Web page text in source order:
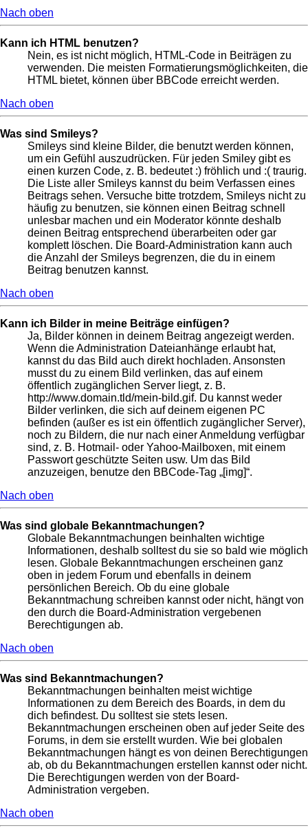
Nach oben
Kann ich HTML benutzen?
Nein, es ist nicht möglich, HTML-Code in Beiträgen zu
verwenden. Die meisten Formatierungsmöglichkeiten, die
HTML bietet, können über BBCode erreicht werden.
Nach oben
Was sind Smileys?
Smileys sind kleine Bilder, die benutzt werden können,
um ein Gefühl auszudrücken. Für jeden Smiley gibt es
einen kurzen Code, z. B. bedeutet :) fröhlich und :( traurig.
Die Liste aller Smileys kannst du beim Verfassen eines
Beitrags sehen. Versuche bitte trotzdem, Smileys nicht zu
häufig zu benutzen, sie können einen Beitrag schnell
unlesbar machen und ein Moderator könnte deshalb
deinen Beitrag entsprechend überarbeiten oder gar
komplett löschen. Die Board-Administration kann auch
die Anzahl der Smileys begrenzen, die du in einem
Beitrag benutzen kannst.
Nach oben
Kann ich Bilder in meine Beiträge einfügen?
Ja, Bilder können in deinem Beitrag angezeigt werden.
Wenn die Administration Dateianhänge erlaubt hat,
kannst du das Bild auch direkt hochladen. Ansonsten
musst du zu einem Bild verlinken, das auf einem
öffentlich zugänglichen Server liegt, z. B.
http://www.domain.tld/mein-bild.gif. Du kannst weder
Bilder verlinken, die sich auf deinem eigenen PC
befinden (außer es ist ein öffentlich zugänglicher Server),
noch zu Bildern, die nur nach einer Anmeldung verfügbar
sind, z. B. Hotmail- oder Yahoo-Mailboxen, mit einem
Passwort geschützte Seiten usw. Um das Bild
anzuzeigen, benutze den BBCode-Tag „[img]“.
Nach oben
Was sind globale Bekanntmachungen?
Globale Bekanntmachungen beinhalten wichtige
Informationen, deshalb solltest du sie so bald wie möglich
lesen. Globale Bekanntmachungen erscheinen ganz
oben in jedem Forum und ebenfalls in deinem
persönlichen Bereich. Ob du eine globale
Bekanntmachung schreiben kannst oder nicht, hängt von
den durch die Board-Administration vergebenen
Berechtigungen ab.
Nach oben
Was sind Bekanntmachungen?
Bekanntmachungen beinhalten meist wichtige
Informationen zu dem Bereich des Boards, in dem du
dich befindest. Du solltest sie stets lesen.
Bekanntmachungen erscheinen oben auf jeder Seite des
Forums, in dem sie erstellt wurden. Wie bei globalen
Bekanntmachungen hängt es von deinen Berechtigungen
ab, ob du Bekanntmachungen erstellen kannst oder nicht.
Die Berechtigungen werden von der Board-
Administration vergeben.
Nach oben